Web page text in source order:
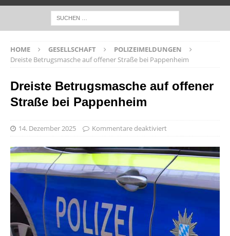
HOME GESELLSCHAFT
POLIZEIMELDUNGEN
Dreiste Betrugsmasche auf offener Straße bei Pappenheim
Dreiste Betrugsmasche auf offener
Straße bei Pappenheim
14. Dezember 2025 Kommentare deaktiviert